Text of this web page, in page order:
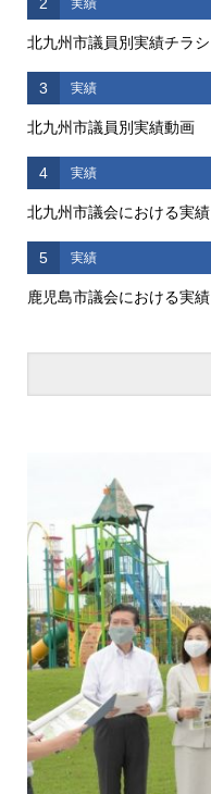
北九州市議員別実績チラシ
3 実績
北九州市議員別実績動画
4 実績
北九州市議会における実績
5 実績
鹿児島市議会における実績